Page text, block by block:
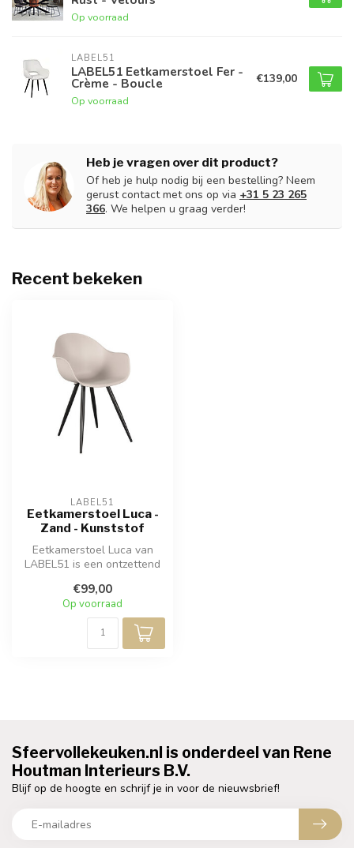
Op voorraad
LABEL51
LABEL51 Eetkamerstoel Fer -
Crème - Boucle
Op voorraad
€139,00
Heb je vragen over dit product?
Of heb je hulp nodig bij een bestelling? Neem
gerust contact met ons op via +31 5 23 265
366. We helpen u graag verder!
Recent bekeken
LABEL51
Eetkamerstoel Luca -
Zand - Kunststof
Eetkamerstoel Luca van
LABEL51 is een ontzettend
trend...
€99,00
Op voorraad
Sfeervollekeuken.nl is onderdeel van Rene
Houtman Interieurs B.V.
Blijf op de hoogte en schrijf je in voor de nieuwsbrief!